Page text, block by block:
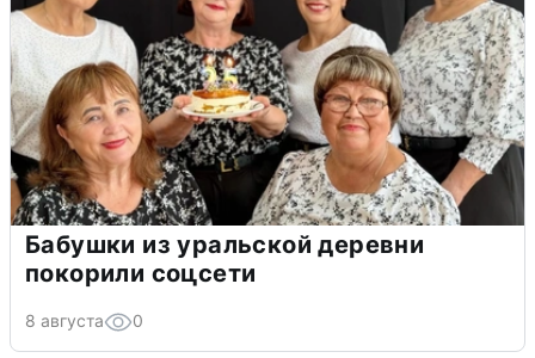
Бабушки из уральской деревни
покорили соцсети
8 августа 0